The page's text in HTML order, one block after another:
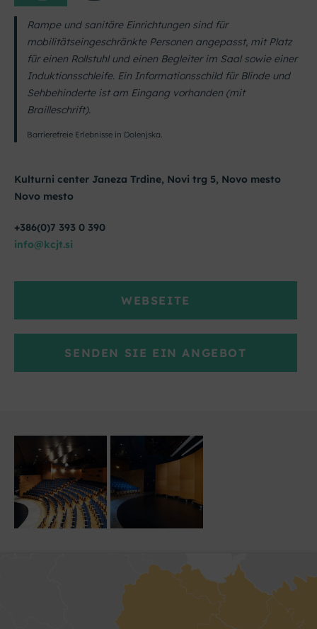
Rampe und sanitäre Einrichtungen sind für
mobilitätseingeschränkte Personen angepasst, mit Platz
für einen Rollstuhl und einen Begleiter im Saal sowie einer
Induktionsschleife. Ein Informationsschild für Blinde und
Sehbehinderte ist am Eingang vorhanden (mit
Brailleschrift).
Barrierefreie Erlebnisse in Dolenjska.
Kulturni center Janeza Trdine, Novi trg 5, Novo mesto
Novo mesto
+386(0)7 393 0 390
info@kcjt.si
WEBSEITE
SENDEN SIE EIN ANGEBOT